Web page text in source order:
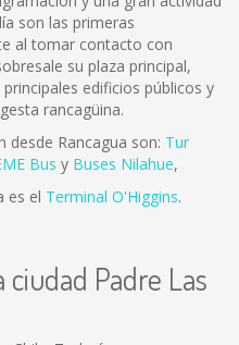
son las primeras
al tomar contacto con
su plaza principal,
edificios públicos y
rancagüina.
desde Rancagua son: Tur
Bus y Buses Nilahue,
es el Terminal O'Higgins.
Padre Las